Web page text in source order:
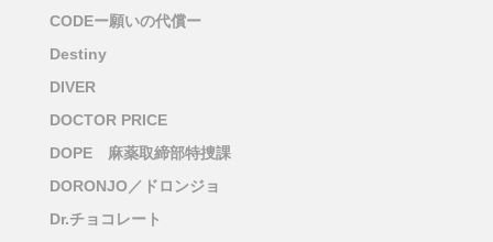
CODEー願いの代償ー
Destiny
DIVER
DOCTOR PRICE
DOPE 麻薬取締部特捜課
DORONJO／ドロンジョ
Dr.チョコレート